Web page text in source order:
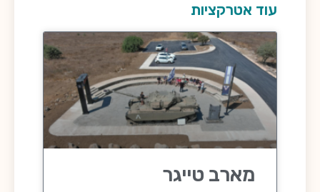
עוד אטרקציות
מארב טייגר